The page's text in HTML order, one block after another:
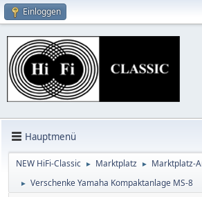
Einloggen
Hauptmenü
NEW HiFi-Classic ► Marktplatz ► Marktplatz-
► Verschenke Yamaha Kompaktanlage MS-8